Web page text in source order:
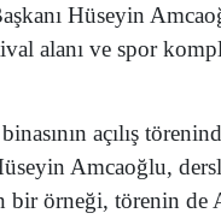
Hüseyin
alanı ve spor
açılış
Amcaoğlu,
bir örneği, törenin de